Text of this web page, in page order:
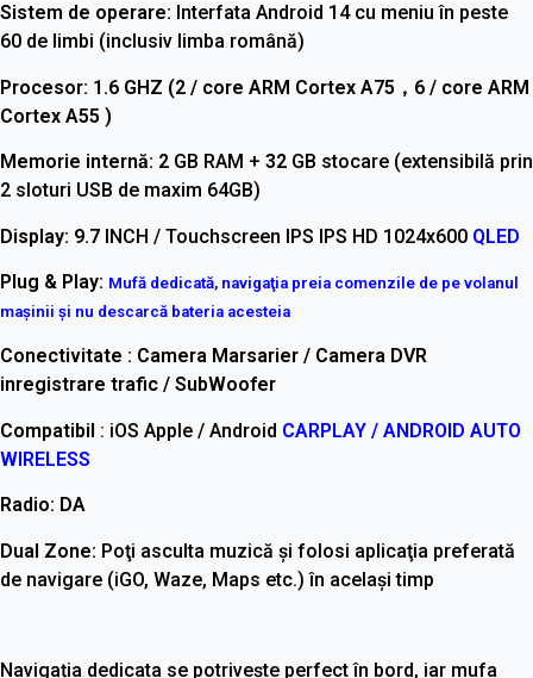
Sistem de operare: Interfata Android 14 cu meniu în peste
60 de limbi (inclusiv limba română)
Procesor: 1.6 GHZ (2 / core ARM Cortex A75，6 / core ARM
Cortex A55 )
Memorie internă: 2 GB RAM + 32 GB stocare (extensibilă prin
2 sloturi USB de maxim 64GB)
Display: 9.7 INCH / Touchscreen IPS IPS HD 1024x600 QLED
Plug & Play: Mufă dedicată, navigaţia preia comenzile de pe volanul
maşinii şi nu descarcă bateria acesteia
Conectivitate : Camera Marsarier / Camera DVR
inregistrare trafic / SubWoofer
Compatibil : iOS Apple / Android CARPLAY / ANDROID AUTO
WIRELESS
Radio: DA
Dual Zone: Poţi asculta muzică şi folosi aplicaţia preferată
de navigare (iGO, Waze, Maps etc.) în acelaşi timp
Navigația dedicata se potrivește perfect în bord, iar mufa